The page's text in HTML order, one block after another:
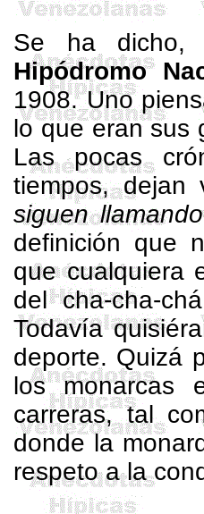
Se ha dicho,
Hipódromo
1908. Uno
lo que eran sus
Las pocas
tiempos,
siguen llamando
definición que
que cualquiera
del cha-cha-
Todavía
deporte. Quizá
los monarcas
carreras, tal
donde la
respeto a la